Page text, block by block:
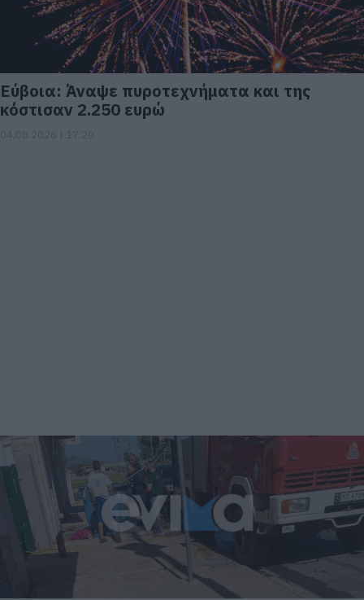
Εύβοια: Άναψε πυροτεχνήματα και της
κόστισαν 2.250 ευρώ